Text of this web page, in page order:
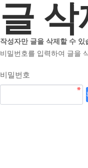
글 삭
작성자만 글을 삭제할 수 있
비밀번호를 입력하여 글을
비밀번호